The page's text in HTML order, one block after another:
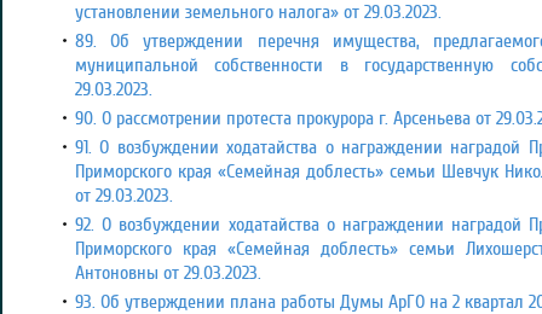
установлении земельного налога» от 29.03.2023.
89. Об утверждении перечня имущества,
муниципальной собственности в государственную
29.03.2023.
90. О рассмотрении протеста прокурора г. Арсеньева от
91. О возбуждении ходатайства о награждении наградой
Приморского края «Семейная доблесть» семьи Шевчук
от 29.03.2023.
92. О возбуждении ходатайства о награждении наградой
Приморского края «Семейная доблесть» семьи
Антоновны от 29.03.2023.
93. Об утверждении плана работы Думы АрГО на 2 квартал